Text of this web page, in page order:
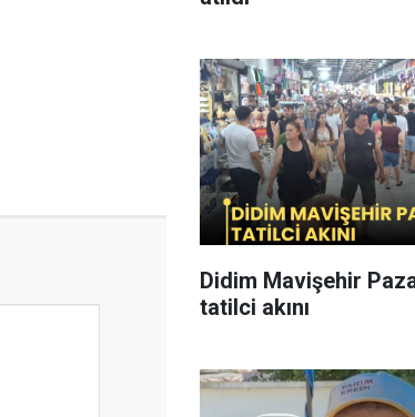
Didim Mavişehir
tatilci akını